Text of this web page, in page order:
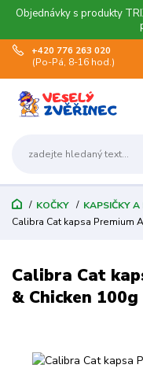
Objednávky s produkty
+420 776 263 020
(Po-Pá, 8-16 hod.)
KOČKY KAPSIČKY
Calibra Cat kapsa Premium
Calibra Cat
& Chicken 100g